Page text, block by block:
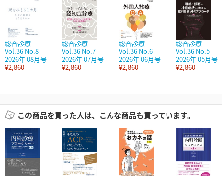
総合診療
Vol.36 No.8
2026年 08月号
¥2,860
総合診療
Vol.36 No.7
2026年 07月号
¥2,860
総合診療
Vol.36 No.6
2026年 06月号
¥2,860
総合診療
Vol.36 No.5
2026年 05月号
¥2,860
この商品を買った人は、こんな商品も買っています。